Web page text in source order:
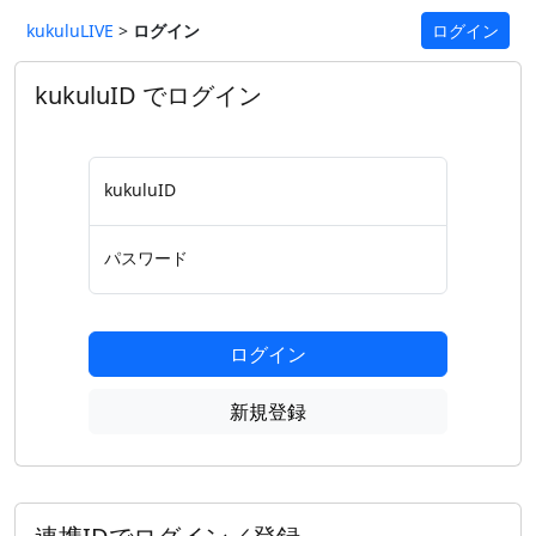
kukuluLIVE > ログイン ログイン
kukuluID でログイン
kukuluID
パスワード
ログイン
新規登録